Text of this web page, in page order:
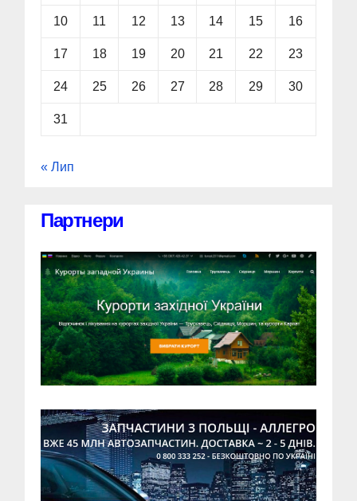
10 11 12 13 14 15 16
17 18 19 20 21 22 23
24 25 26 27 28 29 30
31
« Лип
Партнери